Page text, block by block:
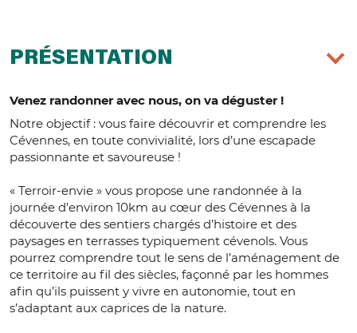
PRÉSENTATION
Venez randonner avec nous, on va déguster !
Notre objectif : vous faire découvrir et comprendre les
Cévennes, en toute convivialité, lors d’une escapade
passionnante et savoureuse !
« Terroir-envie » vous propose une randonnée à la
journée d’environ 10km au cœur des Cévennes à la
découverte des sentiers chargés d’histoire et des
paysages en terrasses typiquement cévenols. Vous
pourrez comprendre tout le sens de l’aménagement de
ce territoire au fil des siècles, façonné par les hommes
afin qu’ils puissent y vivre en autonomie, tout en
s’adaptant aux caprices de la nature.